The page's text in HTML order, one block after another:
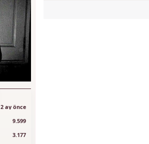
2 ay önce
9.599
3.177